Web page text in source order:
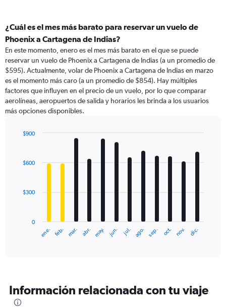
¿Cuál es el mes más barato para reservar un vuelo de
Phoenix a Cartagena de Indias?
En este momento, enero es el mes más barato en el que se puede
reservar un vuelo de Phoenix a Cartagena de Indias (a un promedio de
$595). Actualmente, volar de Phoenix a Cartagena de Indias en marzo
es el momento más caro (a un promedio de $854). Hay múltiples
factores que influyen en el precio de un vuelo, por lo que comparar
aerolíneas, aeropuertos de salida y horarios les brinda a los usuarios
más opciones disponibles.
with
12
The
categories.
The
ene. feb. mar. abr. may. jun. jul. ago. sep. oct. nov. dic.
0
$300
$600
$900
Información relacionada con tu viaje